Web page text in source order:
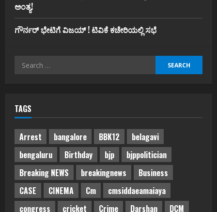
ಅಂತ್ಯ!
ಗೌರ್ನರ್‌ ಭೇಟಿಗೆ ವಿಜಯ್‌ ! ಟಿವಿಕೆ ಕಚೇರಿಯಲ್ಲಿ ಸಭೆ
Search
TAGS
Arrest bangalore BBK12
belagavi
bengaluru
Birthday bjp
bjppolitician
Breaking NEWS
breakingnews
Business
CASE
CINEMA Cm
cmsiddaeamaiaya
congress
cricket Crime Darshan DCM